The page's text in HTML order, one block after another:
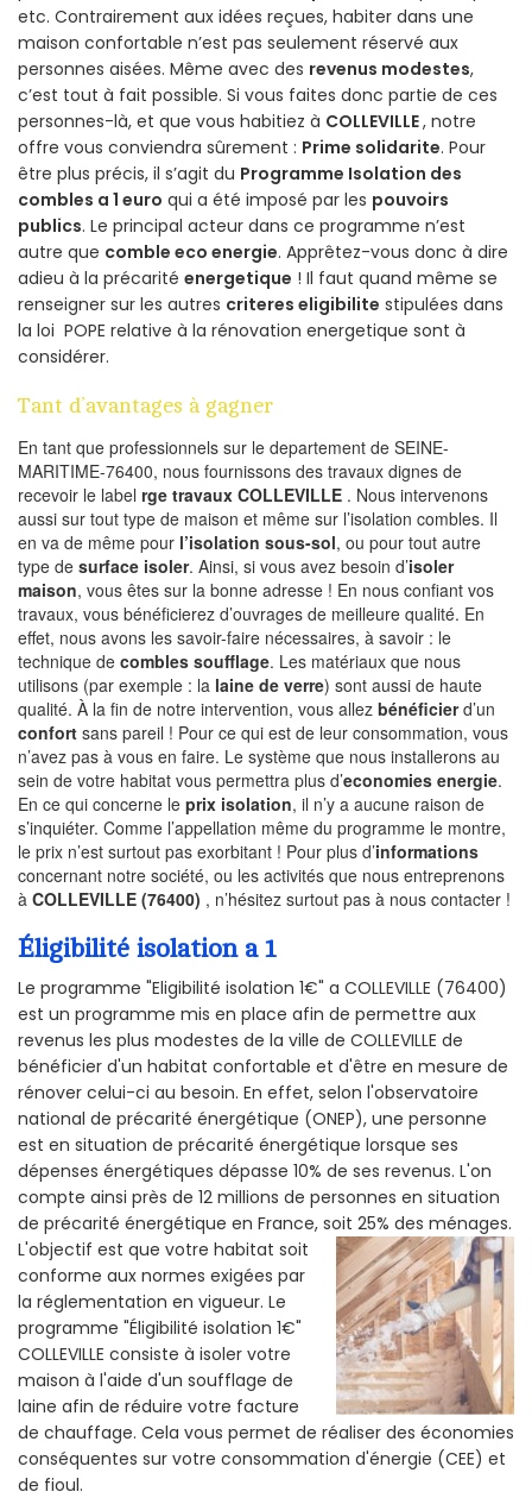
etc. Contrairement aux idées reçues, habiter dans une
maison confortable n’est pas seulement réservé aux
personnes aisées. Même avec des revenus modestes,
c’est tout à fait possible. Si vous faites donc partie de ces
personnes-là, et que vous habitiez à COLLEVILLE, notre
offre vous conviendra sûrement : Prime solidarite. Pour
être plus précis, il s’agit du Programme Isolation des
combles a 1 euro qui a été imposé par les pouvoirs
publics. Le principal acteur dans ce programme n’est
autre que comble eco energie. Apprêtez-vous donc à dire
adieu à la précarité energetique ! Il faut quand même se
renseigner sur les autres criteres eligibilite stipulées dans
la loi POPE relative à la rénovation energetique sont à
considérer.
Tant d’avantages à gagner
En tant que professionnels sur le departement de SEINE-
MARITIME-76400, nous fournissons des travaux dignes de
recevoir le label rge travaux COLLEVILLE . Nous intervenons
aussi sur tout type de maison et même sur l’isolation combles. Il
en va de même pour l’isolation sous-sol, ou pour tout autre
type de surface isoler. Ainsi, si vous avez besoin d’isoler
maison, vous êtes sur la bonne adresse ! En nous confiant vos
travaux, vous bénéficierez d’ouvrages de meilleure qualité. En
effet, nous avons les savoir-faire nécessaires, à savoir : le
technique de combles soufflage. Les matériaux que nous
utilisons (par exemple : la laine de verre) sont aussi de haute
qualité. À la fin de notre intervention, vous allez bénéficierd’un
confort sans pareil ! Pour ce qui est de leur consommation, vous
n’avez pas à vous en faire. Le système que nous installerons au
sein de votre habitat vous permettra plus d’economies energie.
En ce qui concerne le prix isolation, il n’y a aucune raison de
s’inquiéter. Comme l’appellation même du programme le montre,
le prix n’est surtout pas exorbitant ! Pour plus d’informations
concernant notre société, ou les activités que nous entreprenons
à COLLEVILLE (76400) , n’hésitez surtout pas à nous contacter !
Éligibilité isolation a 1
Le programme "Eligibilité isolation 1€" a COLLEVILLE (76400)
est un programme mis en place afin de permettre aux
revenus les plus modestes de la ville de COLLEVILLE de
bénéficier d'un habitat confortable et d'être en mesure de
rénover celui-ci au besoin. En effet, selon l'observatoire
national de précarité énergétique (ONEP), une personne
est en situation de précarité énergétique lorsque ses
dépenses énergétiques dépasse 10% de ses revenus. L'on
compte ainsi près de 12 millions de personnes en situation
de précarité énergétique en France, soit 25% des ménages.
L'objectif est que votre habitat soit
conforme aux normes exigées par
la réglementation en vigueur. Le
programme "Éligibilité isolation 1€"
COLLEVILLE consiste à isoler votre
maison à l'aide d'un soufflage de
laine afin de réduire votre facture
de chauffage. Cela vous permet de réaliser des économies
conséquentes sur votre consommation d'énergie (CEE) et
de fioul.